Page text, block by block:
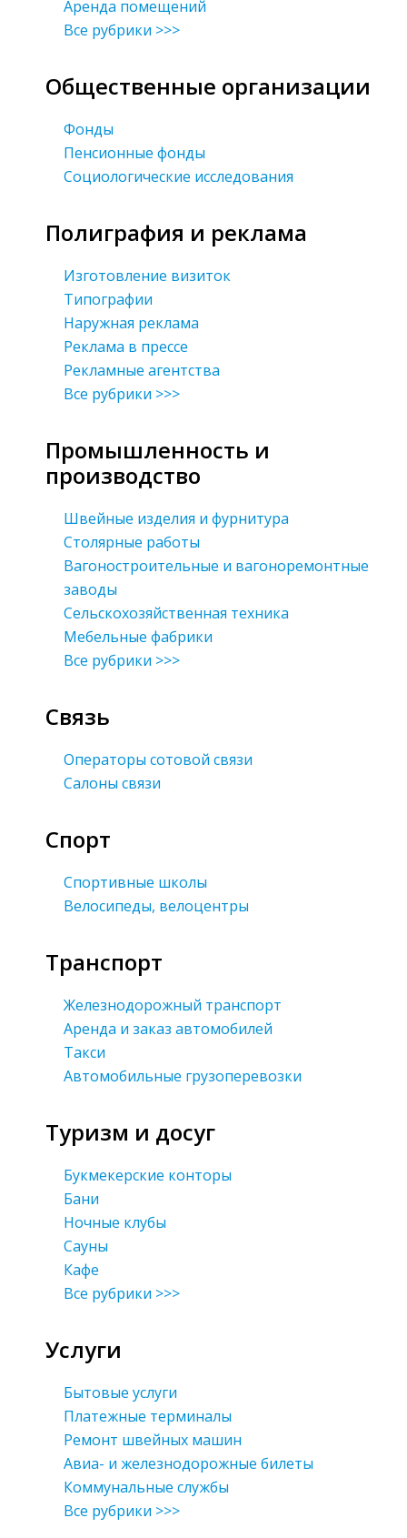
Аренда помещений
Все рубрики >>>
Общественные организации
Фонды
Пенсионные фонды
Социологические исследования
Полиграфия и реклама
Изготовление визиток
Типографии
Наружная реклама
Реклама в прессе
Рекламные агентства
Все рубрики >>>
Промышленность и
производство
Швейные изделия и фурнитура
Столярные работы
Вагоностроительные и вагоноремонтные
заводы
Сельскохозяйственная техника
Мебельные фабрики
Все рубрики >>>
Связь
Операторы сотовой связи
Салоны связи
Спорт
Спортивные школы
Велосипеды, велоцентры
Транспорт
Железнодорожный транспорт
Аренда и заказ автомобилей
Такси
Автомобильные грузоперевозки
Туризм и досуг
Букмекерские конторы
Бани
Ночные клубы
Сауны
Кафе
Все рубрики >>>
Услуги
Бытовые услуги
Платежные терминалы
Ремонт швейных машин
Авиа- и железнодорожные билеты
Коммунальные службы
Все рубрики >>>